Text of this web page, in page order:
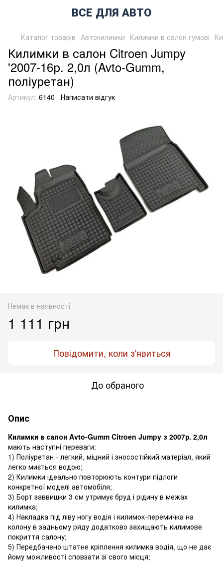
ВСЕ ДЛЯ АВТО
Каталог товарів Автокилимки Килимки в салон гумові
Килимки в салон Citroen Jumpy
'2007-16р. 2,0л (Avto-Gumm,
поліуретан)
Артикул: 6140 Написати відгук
Немає в наявності
1 111 грн
Повідомити, коли з'явиться
До обраного
Опис
Килимки в салон Avto-Gumm Citroen Jumpy з 2007р. 2,0л
мають наступні переваги:
1) Поліуретан - легкий, міцний і зносостійкий матеріал, який
легко миється водою;
2) Килимки ідеально повторюють контури підлоги
конкретної моделі автомобіля;
3) Борт заввишки 3 см утримує бруд і рідину в межах
килимка;
4) Накладка під ліву ногу водія і килимок-перемичка на
колону в задньому ряду додатково захищають килимове
покриття салону;
5) Передбачено штатне кріплення килимка водія, що не дає
йому можливості сповзати зі свого місця;